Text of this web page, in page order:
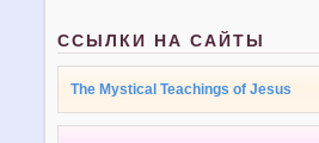
ССЫЛКИ НА САЙТЫ
The Mystical Teachings of Jesus